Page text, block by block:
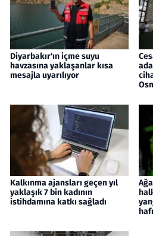
Diyarbakır'ın içme suyu
havzasına yaklaşanlar kısa
mesajla uyarılıyor
Kalkınma ajansları geçen yıl
yaklaşık 7 bin kadının
istihdamına katkı sağladı